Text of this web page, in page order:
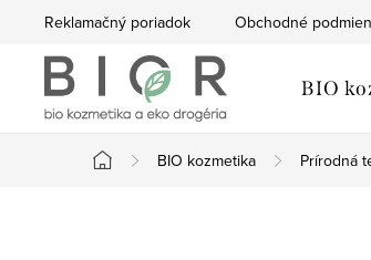
Reklamačný poriadok Obchodné
BIO
Domov
BIO kozmetika Prírodná